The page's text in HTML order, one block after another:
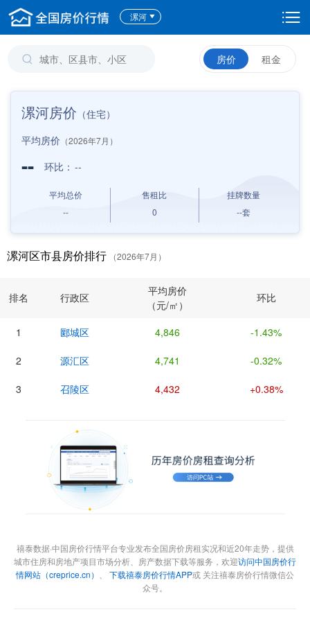
漯河
房价 租金
漯河房价 （住宅）
平均房价 （2026年7月）
-- 环比： --
平均总价
--
售租比
0
挂牌数量
--套
漯河区市县房价排行 （2026年7月）
排名 行政区
平均房价
（元/㎡）
环比
1 郾城区 4,846 -1.43%
2 源汇区 4,741 -0.32%
3 召陵区 4,432 +0.38%
禧泰数据·中国房价行情平台专业发布全国房价房租实况和近20年走势，提供
城市住房和房地产项目市场分析、房产数据下载等服务，欢迎访问中国房价行
情网站（creprice.cn）
下载禧泰房价行情APP或 关注禧泰房价行情微信公
众号。